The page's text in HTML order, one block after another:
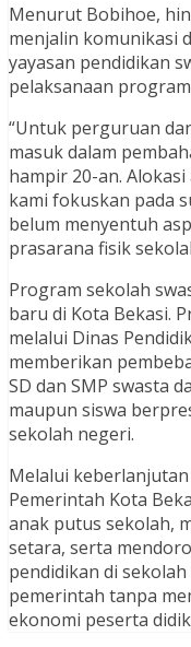
Menurut Bobihoe,
menjalin komunikasi
yayasan pendidikan
pelaksanaan
“Untuk perguruan
masuk dalam
hampir 20-an.
kami fokuskan pada
belum menyentuh
prasarana fisik
Program sekolah
baru di Kota Bekasi.
melalui Dinas
memberikan
SD dan SMP swasta
maupun siswa
sekolah negeri.
Melalui keberlanjutan
Pemerintah Kota
anak putus sekolah,
setara, serta
pendidikan di
pemerintah tanpa
ekonomi peserta